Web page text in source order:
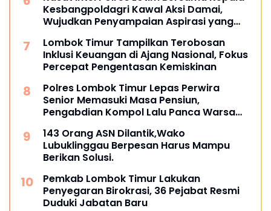
Kesbangpoldagri Kawal Aksi Damai,
Wujudkan Penyampaian Aspirasi yang
Lombok Timur Tampilkan Terobosan
Inklusi Keuangan di Ajang Nasional, Fokus
Percepat Pengentasan Kemiskinan
Polres Lombok Timur Lepas Perwira
Senior Memasuki Masa Pensiun,
Pengabdian Kompol Lalu Panca Warsa
143 Orang ASN Dilantik,Wako
Lubuklinggau Berpesan Harus Mampu
Berikan Solusi.
Pemkab Lombok Timur Lakukan
Penyegaran Birokrasi, 36 Pejabat Resmi
Duduki Jabatan Baru